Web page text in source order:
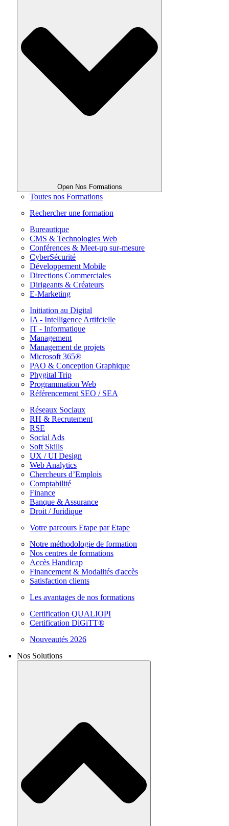
Open Nos Formations
Toutes nos Formations
Rechercher une formation
Bureautique
CMS & Technologies Web
Conférences & Meet-up sur-mesure
CyberSécurité
Développement Mobile
Directions Commerciales
Dirigeants & Créateurs
E-Marketing
Initiation au Digital
IA - Intelligence Artifcielle
IT - Informatique
Management
Management de projets
Microsoft 365®
PAO & Conception Graphique
Phygital Trip
Programmation Web
Référencement SEO / SEA
Réseaux Sociaux
RH & Recrutement
RSE
Social Ads
Soft Skills
UX / UI Design
Web Analytics
Chercheurs d’Emplois
Comptabilité
Finance
Banque & Assurance
Droit / Juridique
Votre parcours Etape par Etape
Notre méthodologie de formation
Nos centres de formations
Accès Handicap
Financement & Modalités d'accès
Satisfaction clients
Les avantages de nos formations
Certification QUALIOPI
Certification DiGiTT®
Nouveautés 2026
Nos Solutions